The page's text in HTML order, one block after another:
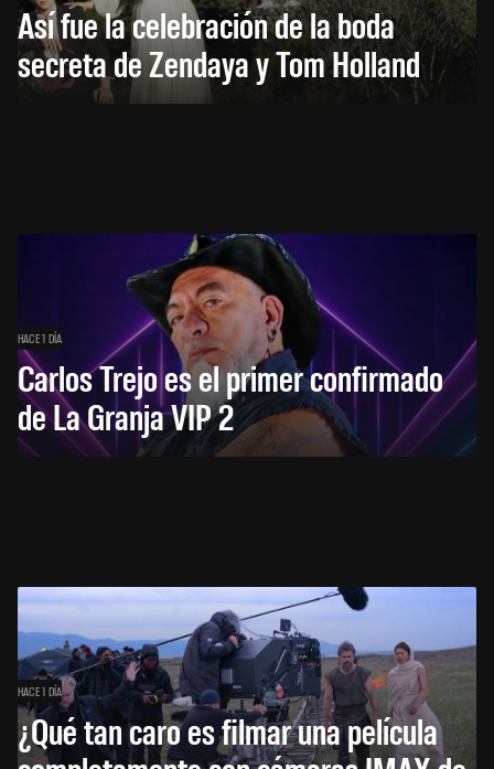
Así fue la celebración de la boda
secreta de Zendaya y Tom Holland
HACE 1 DÍA
Carlos Trejo es el primer confirmado
de La Granja VIP 2
HACE 1 DÍA
¿Qué tan caro es filmar una película